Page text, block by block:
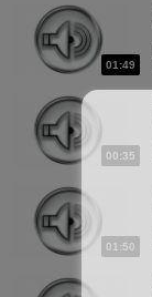
01:49
00:35
01:50